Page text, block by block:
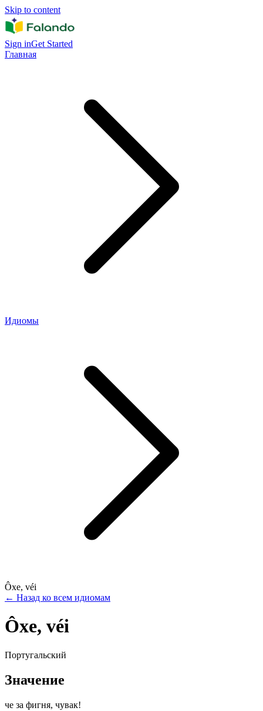
Skip to content
Sign inGet Started
Главная
Идиомы
Ôxe, véi
← Назад ко всем идиомам
Ôxe, véi
Португальский
Значение
че за фигня, чувак!